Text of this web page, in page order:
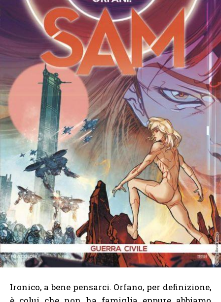
Ironico, a bene pensarci. Orfano, per definizione,